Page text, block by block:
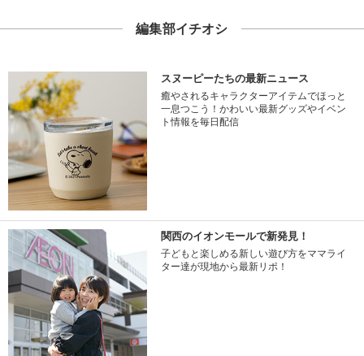
編集部イチオシ
スヌーピーたちの最新ニュース
癒やされるキャラクターアイテムでほっと
一息つこう！かわいい最新グッズやイベン
ト情報を毎日配信
関西のイオンモールで新発見！
子どもと楽しめる新しい遊び方をママライ
ター達が現地から最新リポ！